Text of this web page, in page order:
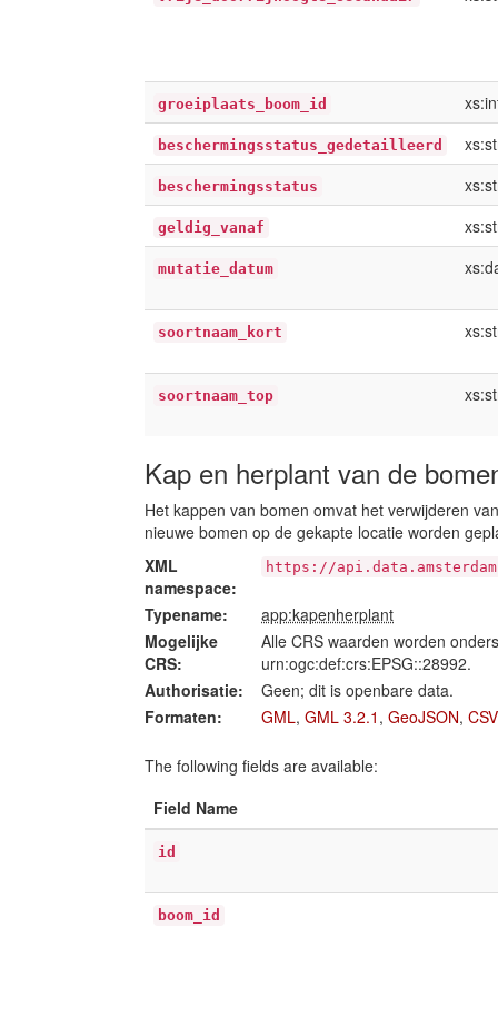
groeiplaats_boom_id
beschermingsstatus_gedetailleerd
beschermingsstatus
geldig_vanaf
mutatie_datum
soortnaam_kort
soortnaam_top
Kap en herplant van de
Het kappen van bomen omvat het verwijderen
nieuwe bomen op de gekapte locatie worden
XML
namespace:
https://
Typename:
app:kapenherplant
Mogelijke
CRS:
Alle CRS waarden worden
urn:ogc:def:crs:EPSG::28992.
Authorisatie:
Geen; dit is openbare data.
Formaten:
GML, GML 3.2.1 , GeoJSON, CSV
The following fields are available:
Field Name
id
boom_id